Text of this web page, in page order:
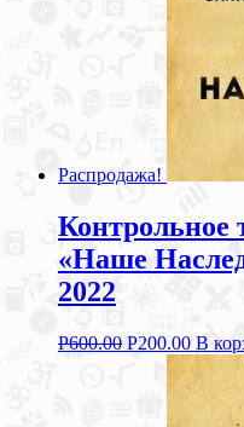
Распродажа!
«Наше
2022
Р600.00 Р200.00 В